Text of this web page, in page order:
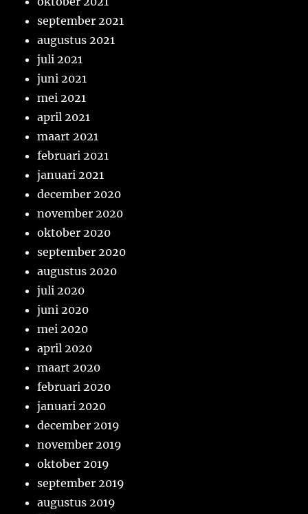
september 2021
augustus 2021
juli 2021
juni 2021
mei 2021
april 2021
maart 2021
februari 2021
januari 2021
december 2020
november 2020
oktober 2020
september 2020
augustus 2020
juli 2020
juni 2020
mei 2020
april 2020
maart 2020
februari 2020
januari 2020
december 2019
november 2019
oktober 2019
september 2019
augustus 2019